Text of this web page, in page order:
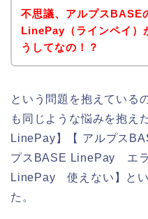
不思議、アルプスBASE
LinePay（ラインペイ）
うしてなの！？
という問題を抱えている
も同じような悩みを抱え
LinePay】【 アルプス
プスBASE LinePay エ
LinePay 使えない】と
た。